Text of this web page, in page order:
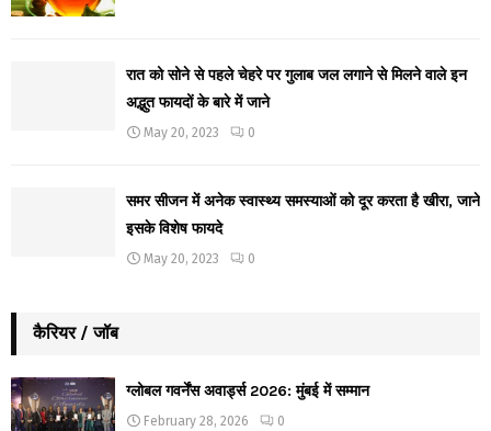
रात को सोने से पहले चेहरे पर गुलाब जल लगाने से मिलने वाले इन
अद्भुत फायदों के बारे में जाने
May 20, 2023 0
समर सीजन में अनेक स्वास्थ्य समस्याओं को दूर करता है खीरा, जाने
इसके विशेष फायदे
May 20, 2023 0
कैरियर / जॉब
ग्लोबल गवर्नेंस अवार्ड्स 2026: मुंबई में सम्मान
February 28, 2026 0